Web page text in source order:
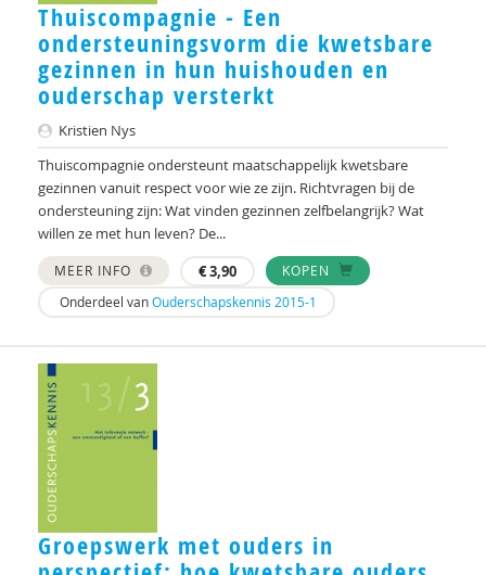
Landelijk Kenniscentrum LVB
M.D
Marga
Mariëlle Bruning
Marije L. Verhage
McKeique
MD
Movisie
MSW
Nederlandse Sportalliantie m.m.v. Stichting
Sardes
Thuiscompagnie - Een
ondersteuningsvorm die kwetsbare
gezinnen in hun huishouden en
ouderschap versterkt
Kristien Nys
Thuiscompagnie ondersteunt maatschappelijk kwetsbare
gezinnen vanuit respect voor wie ze zijn. Richtvragen bij de
ondersteuning zijn: Wat vinden gezinnen zelfbelangrijk? Wat
willen ze met hun leven? De...
MEER INFO €3,90
KOPEN
Onderdeel vanOuderschapskennis 2015-1
Groepswerk met ouders in